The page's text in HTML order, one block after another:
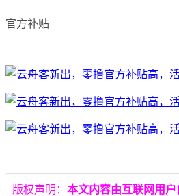
官方补贴
版权声明： 本文内容由互联网用